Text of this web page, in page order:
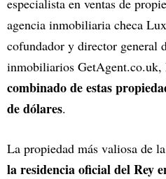
agencia inmobiliaria checa
cofundador y director general
inmobiliarios GetAgent.co.uk,
combinado de estas
de dólares.
La propiedad más valiosa de
la residencia oficial del Rey